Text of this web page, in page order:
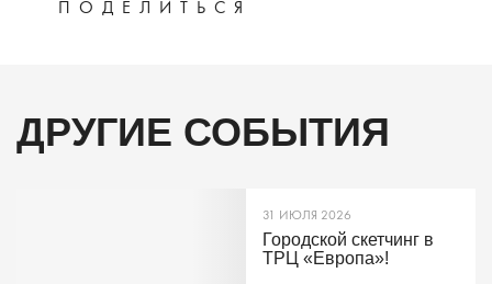
ПОДЕЛИТЬСЯ
ДРУГИЕ СОБЫТИЯ
31 ИЮЛЯ 2026
Городской скетчинг в
ТРЦ «Европа»!